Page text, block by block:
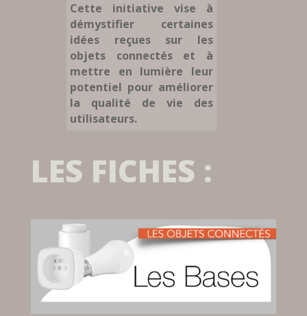
Cette initiative vise à
démystifier certaines
idées reçues sur les
objets connectés et à
mettre en lumière leur
potentiel pour améliorer
la qualité de vie des
utilisateurs.
LES FICHES :